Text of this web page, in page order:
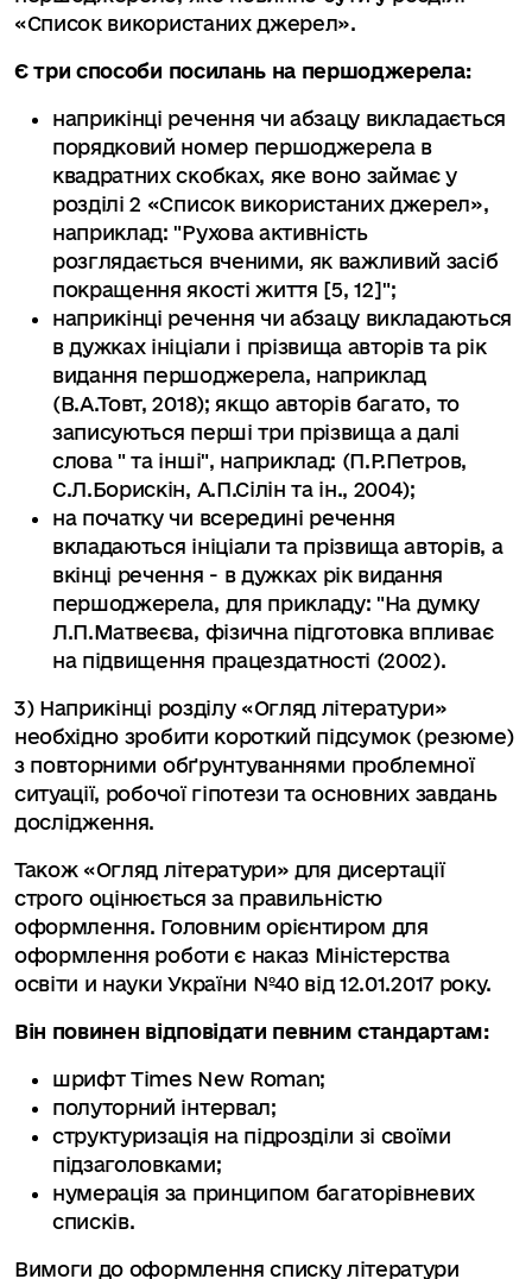
«Список використаних джерел».
Є три способи посилань на першоджерела:
наприкінці речення чи абзацу викладається
порядковий номер першоджерела в
квадратних скобках, яке воно займає у
розділі 2 «Список використаних джерел»,
наприклад: "Рухова активність
розглядається вченими, як важливий засіб
покращення якості життя [5, 12]";
наприкінці речення чи абзацу викладаються
в дужках ініціали і прізвища авторів та рік
видання першоджерела, наприклад
(В.А.Товт, 2018); якщо авторів багато, то
записуються перші три прізвища а далі
слова " та інші", наприклад: (П.Р.Петров,
С.Л.Борискін, А.П.Сілін та ін., 2004);
на початку чи всередині речення
вкладаються ініціали та прізвища авторів, а
вкінці речення - в дужках рік видання
першоджерела, для прикладу: "На думку
Л.П.Матвеєва, фізична підготовка впливає
на підвищення працездатності (2002).
3) Наприкінці розділу «Огляд літератури»
необхідно зробити короткий підсумок (резюме)
з повторними обґрунтуваннями проблемної
ситуації, робочої гіпотези та основних завдань
дослідження.
Також «Огляд літератури» для дисертації
строго оцінюється за правильністю
оформлення. Головним орієнтиром для
оформлення роботи є наказ Міністерства
освіти и науки України №40 від 12.01.2017 року.
Він повинен відповідати певним стандартам:
шрифт Times New Roman;
полуторний інтервал;
структуризація на підрозділи зі своїми
підзаголовками;
нумерація за принципом багаторівневих
списків.
Вимоги до оформлення списку літератури